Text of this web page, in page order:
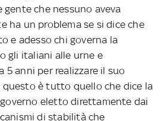
che nessuno aveva
ha un problema se si dice che
e adesso chi governa la
gli italiani alle urne e
5 anni per realizzare il suo
questo è tutto quello che dice la
eletto direttamente dai
di stabilità che